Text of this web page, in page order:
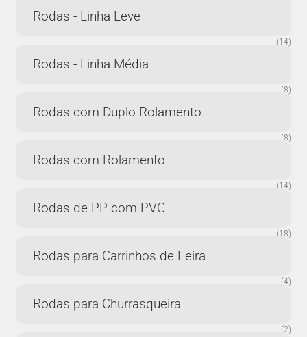
Rodas - Linha Leve
(14)
Rodas - Linha Média
(8)
Rodas com Duplo Rolamento
(8)
Rodas com Rolamento
(14)
Rodas de PP com PVC
(18)
Rodas para Carrinhos de Feira
(4)
Rodas para Churrasqueira
(2)